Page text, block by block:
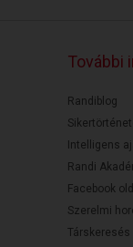
További
Randiblog
Intelligens
Randi
Facebook
Szerelmi
Társkeresés